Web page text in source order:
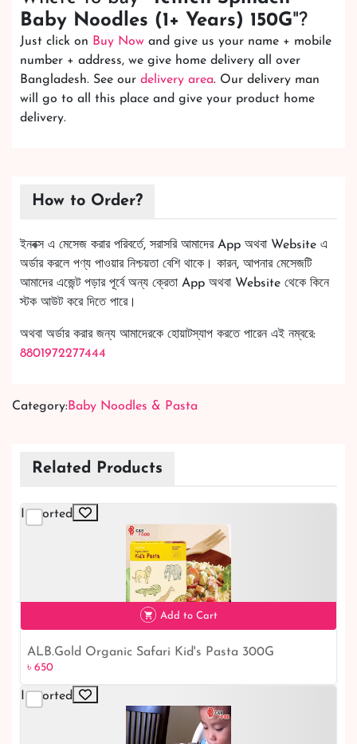
Baby Noodles (1+ Years) 150G"?
Just click on Buy Now and give us your name + mobile
number + address, we give home delivery all over
Bangladesh. See our delivery area. Our delivery man
will go to all this place and give your product home
delivery.
How to Order?
ইনবক্স এ মেসেজ করার পরিবর্তে, সরাসরি আমাদের App অথবা Website এ
অর্ডার করলে পণ্য পাওয়ার নিশ্চয়তা বেশি থাকে। কারন, আপনার মেসেজটি
আমাদের এজেন্ট পড়ার পূর্বে অন্য ক্রেতা App অথবা Website থেকে কিনে
স্টক আউট করে দিতে পারে।
অথবা অর্ডার করার জন্য আমাদেরকে হোয়াটস্যাপ করতে পারেন এই নম্বরে:
8801972277444
Category:Baby Noodles & Pasta
Related Products
Imported
৳ 650
Add to Cart
ALB.Gold Organic Safari Kid's Pasta 300G
৳ 650
Imported